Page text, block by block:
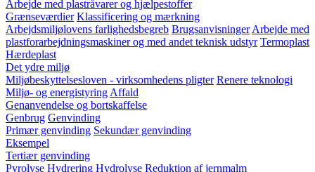
Arbejde med plastråvarer og hjælpestoffer
Grænseværdier Klassificering og mærkning
Arbejdsmiljølovens farlighedsbegreb Brugsanvisninger Arbejde med
plastforarbejdningsmaskiner og med andet teknisk udstyr Termoplast
Hærdeplast
Det ydre miljø
Miljøbeskyttelsesloven - virksomhedens pligter Renere teknologi
Miljø- og energistyring Affald
Genanvendelse og bortskaffelse
Genbrug Genvinding
Primær genvinding Sekundær genvinding
Eksempel
Tertiær genvinding
Pyrolyse Hydrering Hydrolyse Reduktion af jernmalm